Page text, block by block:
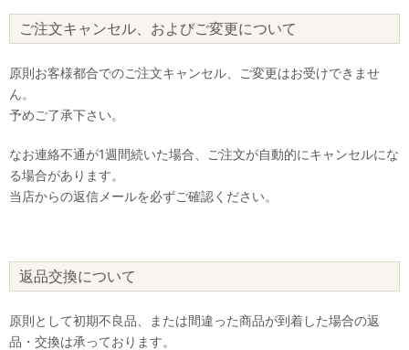
ご注文キャンセル、およびご変更について
原則お客様都合でのご注文キャンセル、ご変更はお受けできませ
ん。
予めご了承下さい。
なお連絡不通が1週間続いた場合、ご注文が自動的にキャンセルにな
る場合があります。
当店からの返信メールを必ずご確認ください。
返品交換について
原則として初期不良品、または間違った商品が到着した場合の返
品・交換は承っております。